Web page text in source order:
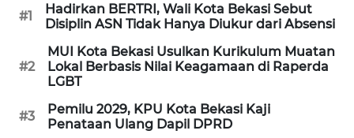
#1
Hadirkan BERTRI, Wali Kota Bekasi Sebut
Disiplin ASN Tidak Hanya Diukur dari Absensi
#2
MUI Kota Bekasi Usulkan Kurikulum Muatan
Lokal Berbasis Nilai Keagamaan di Raperda
LGBT
#3
Pemilu 2029, KPU Kota Bekasi Kaji
Penataan Ulang Dapil DPRD
GARONGGANG
NEWS
FISUELRI
ID
ENERGI